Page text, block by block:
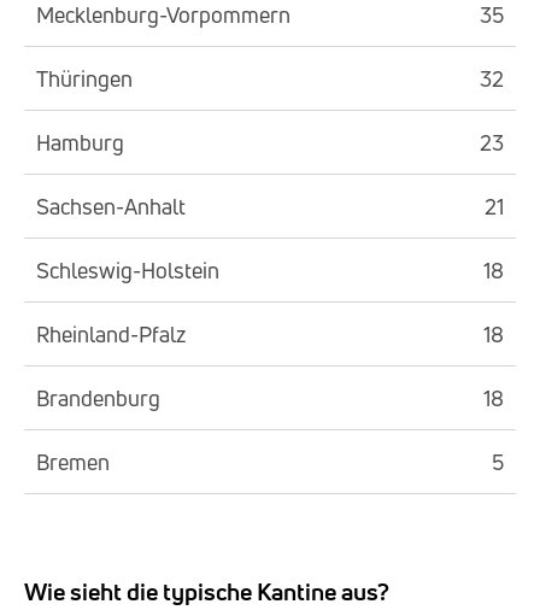
Mecklenburg-Vorpommern 35
Thüringen 32
Hamburg 23
Sachsen-Anhalt 21
Schleswig-Holstein 18
Rheinland-Pfalz 18
Brandenburg 18
Bremen 5
Wie sieht die typische Kantine aus?